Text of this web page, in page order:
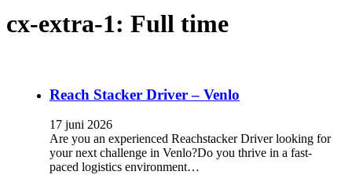
cx-extra-1: Full time
Reach Stacker Driver – Venlo
17 juni 2026
Are you an experienced Reachstacker Driver looking for
your next challenge in Venlo?Do you thrive in a fast-
paced logistics environment…